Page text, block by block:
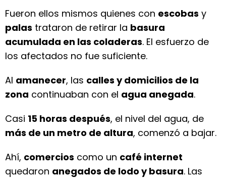
Fueron ellos mismos quienes con escobas y
palas trataron de retirar la basura
acumulada en las coladeras. El esfuerzo de
los afectados no fue suficiente.
Al amanecer, las calles y domicilios de la
zona continuaban con el agua anegada.
Casi 15 horas después, el nivel del agua, de
más de un metro de altura, comenzó a bajar.
Ahí, comercios como un café internet
quedaron anegados de lodo y basura. Las